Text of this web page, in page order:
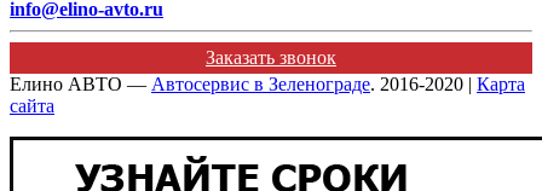
info@elino-avto.ru
Заказать звонок
Елино АВТО — Автосервис в Зеленограде. 2016-2020 | Карта
сайта